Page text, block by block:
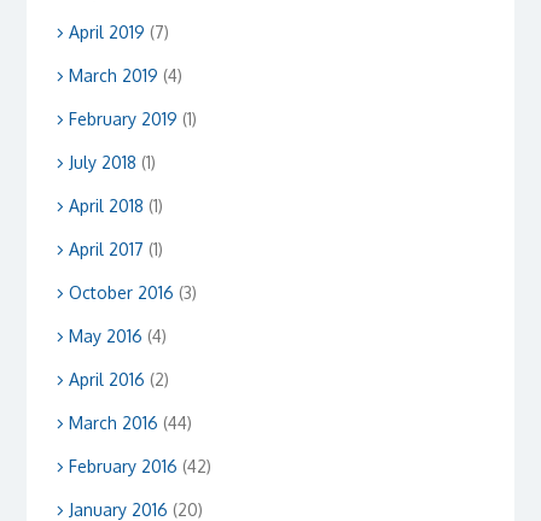
April 2019 (7)
March 2019 (4)
February 2019 (1)
July 2018 (1)
April 2018 (1)
April 2017 (1)
October 2016 (3)
May 2016 (4)
April 2016 (2)
March 2016 (44)
February 2016 (42)
January 2016 (20)